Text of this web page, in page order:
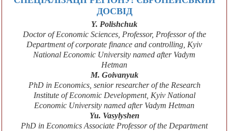
ДОСВІД
Y. Polishchuk
Doctor of Economic Sciences, Professor, Professor of the
Department of corporate finance and controlling, Kyiv
National Economic University named after Vadym
Hetman
M. Goivanyuk
PhD in Economics, senior researcher of the Research
Institute of Economic Development, Kyiv National
Economic University named after Vadym Hetman
Yu. Vasylyshen
PhD in Economics Associate Professor of the Department